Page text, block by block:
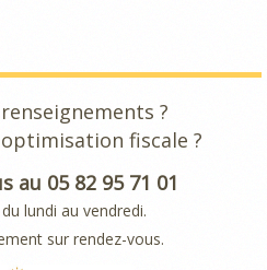
?
fiscale ?
au 05 82 95 71 01
lundi au vendredi.
sur rendez-vous.